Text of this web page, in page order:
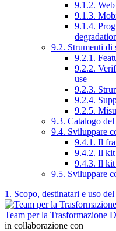
9.1.2.
9.1.3.
9.1.4.
9.2. Strumenti di
9.2.1.
9.2.2.
use
9.2.3.
9.2.4.
9.2.5.
9.3. Catalogo
9.4. Sviluppare
9.4.1. Il
9.4.2. Il
9.4.3. Il
9.5. Sviluppare
1. Scopo, destinatari e uso
Team per la Trasformazione
in collaborazione con